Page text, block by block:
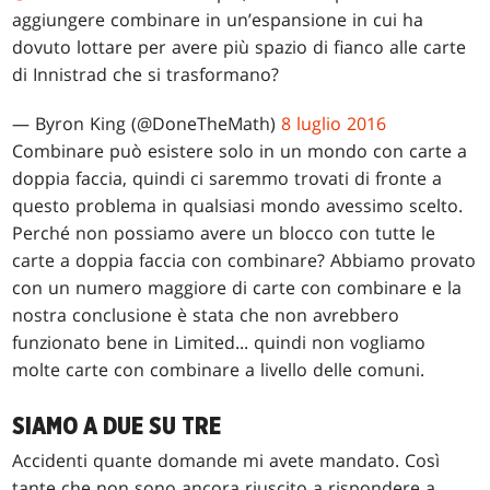
aggiungere combinare in un’espansione in cui ha
dovuto lottare per avere più spazio di fianco alle carte
di Innistrad che si trasformano?
— Byron King (@DoneTheMath)8 luglio 2016
Combinare può esistere solo in un mondo con carte a
doppia faccia, quindi ci saremmo trovati di fronte a
questo problema in qualsiasi mondo avessimo scelto.
Perché non possiamo avere un blocco con tutte le
carte a doppia faccia con combinare? Abbiamo provato
con un numero maggiore di carte con combinare e la
nostra conclusione è stata che non avrebbero
funzionato bene in Limited... quindi non vogliamo
molte carte con combinare a livello delle comuni.
SIAMO A DUE SU TRE
Accidenti quante domande mi avete mandato. Così